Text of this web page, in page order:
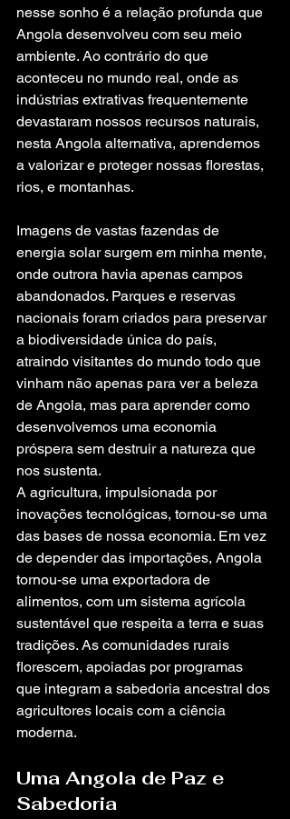
nesse sonho é a relação profunda que
Angola desenvolveu com seu meio
ambiente. Ao contrário do que
aconteceu no mundo real, onde as
indústrias extrativas frequentemente
devastaram nossos recursos naturais,
nesta Angola alternativa, aprendemos
a valorizar e proteger nossas florestas,
rios, e montanhas.
Imagens de vastas fazendas de
energia solar surgem em minha mente,
onde outrora havia apenas campos
abandonados. Parques e reservas
nacionais foram criados para preservar
a biodiversidade única do país,
atraindo visitantes do mundo todo que
vinham não apenas para ver a beleza
de Angola, mas para aprender como
desenvolvemos uma economia
próspera sem destruir a natureza que
nos sustenta.
A agricultura, impulsionada por
inovações tecnológicas, tornou-se uma
das bases de nossa economia. Em vez
de depender das importações, Angola
tornou-se uma exportadora de
alimentos, com um sistema agrícola
sustentável que respeita a terra e suas
tradições. As comunidades rurais
florescem, apoiadas por programas
que integram a sabedoria ancestral dos
agricultores locais com a ciência
moderna.
Uma Angola de Paz e
Sabedoria